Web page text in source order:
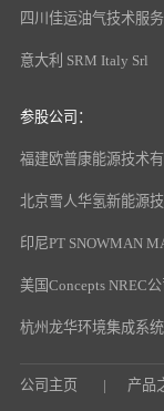
四川佳运油气技术服
意大利 SRM Italy Srl
参股公司：
福建欧普康能源技术
北京雪人华氢新能源
印尼PT SNOWMAN
美国Concepts NREC公
杭州龙华环境集成系
公司主页 产品